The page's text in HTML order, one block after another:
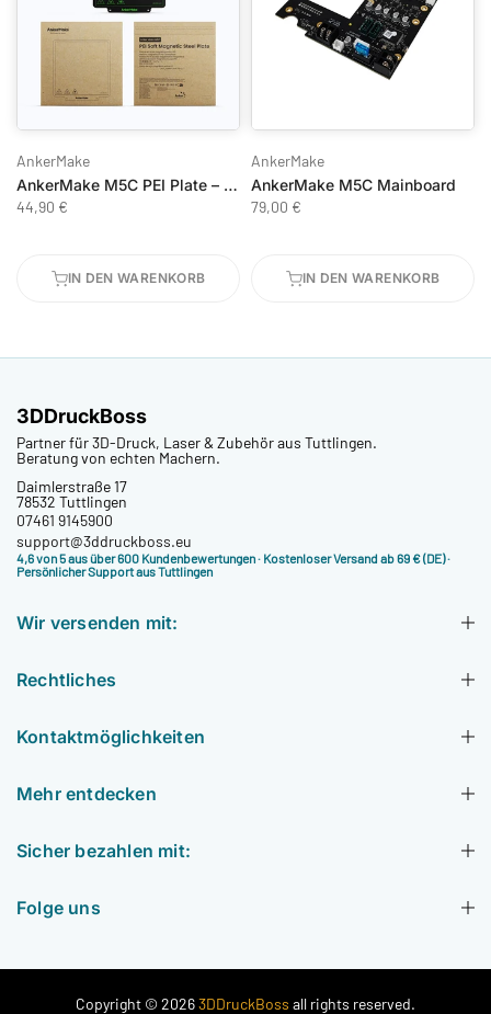
AnkerMake
AnkerMake M5C PEI Plate – Beidseitige Federstahlplatte
44,90 €
IN DEN WARENKORB
AnkerMake
AnkerMake M5C Mainboard
79,00 €
IN DEN WARENKORB
3DDruckBoss
Partner für 3D-Druck, Laser & Zubehör aus Tuttlingen.
Beratung von echten Machern.
Daimlerstraße 17
78532 Tuttlingen
07461 9145900
support@3ddruckboss.eu
4,6 von 5 aus über 600 Kundenbewertungen· Kostenloser Versand ab 69 € (DE) ·
Persönlicher Support aus Tuttlingen
Wir versenden mit:
Rechtliches
Kontaktmöglichkeiten
Mehr entdecken
Sicher bezahlen mit:
Folge uns
Copyright © 20263DDruckBoss all rights reserved.